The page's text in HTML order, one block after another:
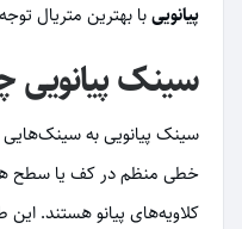
پیانوییبا بهترین متریال
سینک
سینک پیانویی به
خطی منظم در کف یا سطح
کلاویه‌های پیانو هستند.